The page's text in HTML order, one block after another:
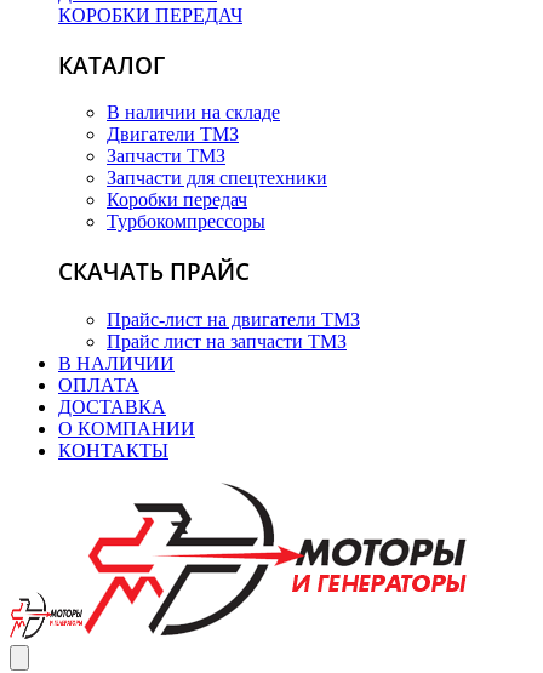
КОРОБКИ ПЕРЕДАЧ
КАТАЛОГ
В наличии на складе
Двигатели ТМЗ
Запчасти ТМЗ
Запчасти для спецтехники
Коробки передач
Турбокомпрессоры
СКАЧАТЬ ПРАЙС
Прайс-лист на двигатели ТМЗ
Прайс лист на запчасти ТМЗ
В НАЛИЧИИ
ОПЛАТА
ДОСТАВКА
О КОМПАНИИ
КОНТАКТЫ